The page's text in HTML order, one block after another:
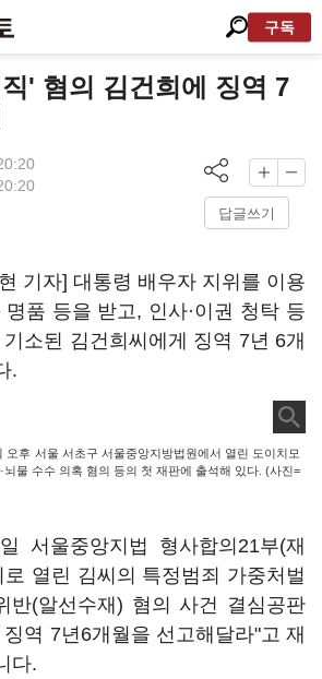
구독
' 혐의 김건희에 징역 7
답글쓰기
기자] 대통령 배우자 지위를 이용
품 등을 받고, 인사·이권 청탁 등
소된 김건희씨에게 징역 7년 6개
.
오후 서울 서초구 서울중앙지방법원에서 열린 도이치모
뇌물 수수 의혹 혐의 등의 첫 재판에 출석해 있다. (사진=
서울중앙지법 형사합의21부(재
열린 김씨의 특정범죄 가중처벌
반(알선수재) 혐의 사건 결심공판
역 7년6개월을 선고해달라"고 재
다.